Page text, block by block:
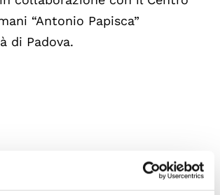
“Antonio Papisca”
di Padova.
, importante attivista per i
Bielorussia e presidente